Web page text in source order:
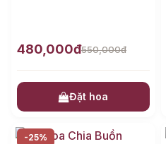
480,000đ550,000đ
Đặt hoa
-25%